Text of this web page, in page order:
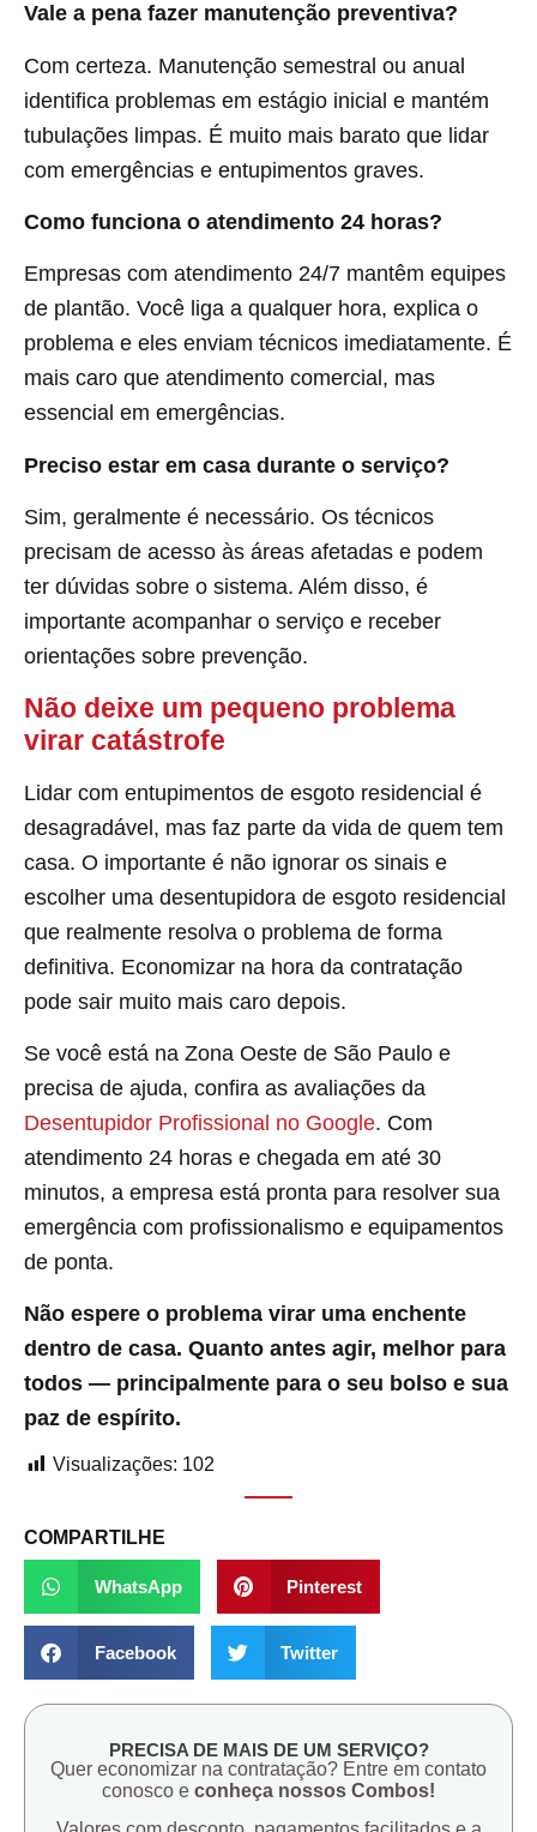
Vale a pena fazer manutenção preventiva?
Com certeza. Manutenção semestral ou anual
identifica problemas em estágio inicial e mantém
tubulações limpas. É muito mais barato que lidar
com emergências e entupimentos graves.
Como funciona o atendimento 24 horas?
Empresas com atendimento 24/7 mantêm equipes
de plantão. Você liga a qualquer hora, explica o
problema e eles enviam técnicos imediatamente. É
mais caro que atendimento comercial, mas
essencial em emergências.
Preciso estar em casa durante o serviço?
Sim, geralmente é necessário. Os técnicos
precisam de acesso às áreas afetadas e podem
ter dúvidas sobre o sistema. Além disso, é
importante acompanhar o serviço e receber
orientações sobre prevenção.
Não deixe um pequeno problema
virar catástrofe
Lidar com entupimentos de esgoto residencial é
desagradável, mas faz parte da vida de quem tem
casa. O importante é não ignorar os sinais e
escolher uma desentupidora de esgoto residencial
que realmente resolva o problema de forma
definitiva. Economizar na hora da contratação
pode sair muito mais caro depois.
Se você está na Zona Oeste de São Paulo e
precisa de ajuda, confira as avaliações da
Desentupidor Profissional no Google. Com
atendimento 24 horas e chegada em até 30
minutos, a empresa está pronta para resolver sua
emergência com profissionalismo e equipamentos
de ponta.
Não espere o problema virar uma enchente
dentro de casa. Quanto antes agir, melhor para
todos — principalmente para o seu bolso e sua
paz de espírito.
Visualizações: 102
COMPARTILHE
WhatsApp Pinterest
Facebook Twitter
PRECISA DE MAIS DE UM SERVIÇO?
Quer economizar na contratação? Entre em contato
conosco e conheça nossos Combos!